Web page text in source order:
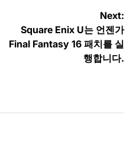
Next:
Square Enix U는 언젠가
Final Fantasy 16 패치를 실
행합니다.